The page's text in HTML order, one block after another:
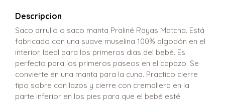
Descripcion
Saco arrullo o saco manta Praliné Rayas Matcha. Está
fabricado con una suave muselina 100% algodón en el
interior. Ideal para los primeros dias del bebé. Es
perfecto para los primeros paseos en el capazo. Se
convierte en una manta para la cuna. Practico cierre
tipo sobre con lazos y cierre con cremallera en la
parte inferior en los pies para que el bebé esté